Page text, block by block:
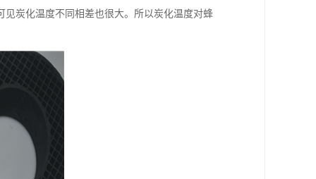
炭化温度不同相差也很大。所以炭化温度对蜂